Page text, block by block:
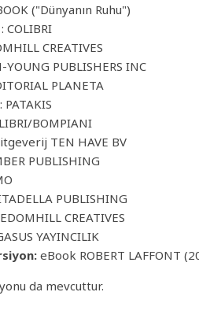
("Dünyanın Ruhu")
: COLIBRI
CREATIVES
YOUNG PUBLISHERS INC
PLANETA
: PATAKIS
LIBRI/BOMPIANI
TEN HAVE BV
PUBLISHING
PUBLISHING
CREATIVES
YAYINCILIK
eBook ROBERT LAFFONT
da mevcuttur.